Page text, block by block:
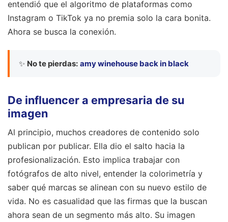
entendió que el algoritmo de plataformas como
Instagram o TikTok ya no premia solo la cara bonita.
Ahora se busca la conexión.
✨ No te pierdas: amy winehouse back in black
De influencer a empresaria de su
imagen
Al principio, muchos creadores de contenido solo
publican por publicar. Ella dio el salto hacia la
profesionalización. Esto implica trabajar con
fotógrafos de alto nivel, entender la colorimetría y
saber qué marcas se alinean con su nuevo estilo de
vida. No es casualidad que las firmas que la buscan
ahora sean de un segmento más alto. Su imagen